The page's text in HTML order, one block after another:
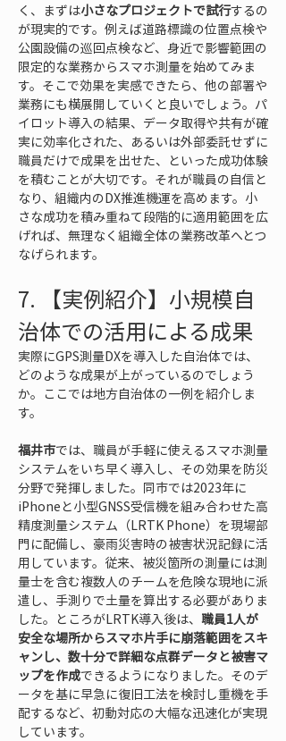
く、まずは小さなプロジェクトで試行するの
が現実的です。例えば道路標識の位置点検や
公園設備の巡回点検など、身近で影響範囲の
限定的な業務からスマホ測量を始めてみま
す。そこで効果を実感できたら、他の部署や
業務にも横展開していくと良いでしょう。パ
イロット導入の結果、データ取得や共有が確
実に効率化された、あるいは外部委託せずに
職員だけで成果を出せた、といった成功体験
を積むことが大切です。それが職員の自信と
なり、組織内のDX推進機運を高めます。小
さな成功を積み重ねて段階的に適用範囲を広
げれば、無理なく組織全体の業務改革へとつ
なげられます。
7. 【実例紹介】小規模自
治体での活用による成果
実際にGPS測量DXを導入した自治体では、
どのような成果が上がっているのでしょう
か。ここでは地方自治体の一例を紹介しま
す。
福井市では、職員が手軽に使えるスマホ測量
システムをいち早く導入し、その効果を防災
分野で発揮しました。同市では2023年に
iPhoneと小型GNSS受信機を組み合わせた高
精度測量システム（LRTK Phone）を現場部
門に配備し、豪雨災害時の被害状況記録に活
用しています。従来、被災箇所の測量には測
量士を含む複数人のチームを危険な現地に派
遣し、手測りで土量を算出する必要がありま
した。ところがLRTK導入後は、 職員1人が
安全な場所からスマホ片手に崩落範囲をスキ
ャンし、数十分で詳細な点群データと被害マ
ップを作成できるようになりました。そのデ
ータを基に早急に復旧工法を検討し重機を手
配するなど、初動対応の大幅な迅速化が実現
しています。